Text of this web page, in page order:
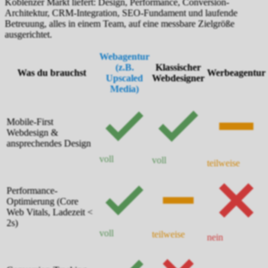
Koblenzer Markt liefert: Design, Performance, Conversion-
Architektur, CRM-Integration, SEO-Fundament und laufende
Betreuung, alles in einem Team, auf eine messbare Zielgröße
ausgerichtet.
Was du brauchst
Webagentur
(z.B.
Upscaled
Media)
Klassischer
Webdesigner
Werbeagentur
Mobile-First
Webdesign &
ansprechendes Design
voll
voll teilweise
Performance-
Optimierung (Core
Web Vitals, Ladezeit <
2s)
voll
teilweise nein